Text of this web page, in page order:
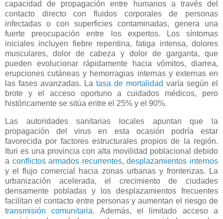
capacidad de propagación entre humanos a través del
contacto directo con fluidos corporales de personas
infectadas o con superficies contaminadas, genera una
fuerte preocupación entre los expertos. Los síntomas
iniciales incluyen fiebre repentina, fatiga intensa, dolores
musculares, dolor de cabeza y dolor de garganta, que
pueden evolucionar rápidamente hacia vómitos, diarrea,
erupciones cutáneas y hemorragias internas y externas en
las fases avanzadas. La tasa de mortalidad varía según el
brote y el acceso oportuno a cuidados médicos, pero
históricamente se sitúa entre el 25% y el 90%.
Las autoridades sanitarias locales apuntan que la
propagación del virus en esta ocasión podría estar
favorecida por factores estructurales propios de la región.
Ituri es una provincia con alta movilidad poblacional debido
a conflictos armados recurrentes,desplazamientos internos
y el flujo comercial hacia zonas urbanas y fronterizas. La
urbanización acelerada, el crecimiento de ciudades
densamente pobladas y los desplazamientos frecuentes
facilitan el contacto entre personas y aumentan el riesgo de
transmisión comunitaria. Además, el limitado acceso a